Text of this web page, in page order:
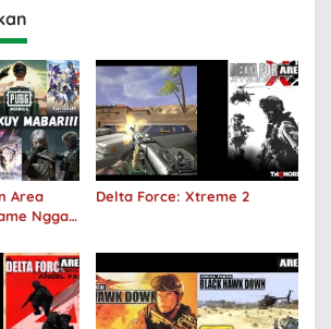
Area
Nggak
Delta Force: Xtreme 2